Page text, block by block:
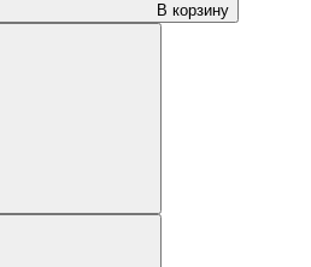
В корзину